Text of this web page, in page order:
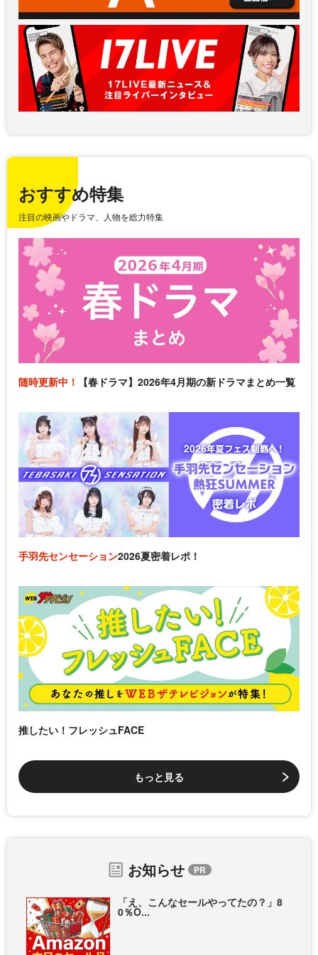
おすすめ特集
注目の映画やドラマ、人物を総力特集
随時更新中！ 【春ドラマ】2026年4月期の新ドラマまとめ一覧
手羽先センセーション2026夏密着レポ！
推したい！フレッシュFACE
もっと見る
お知らせ
「え、こんなセールやってたの？」8
0％O...